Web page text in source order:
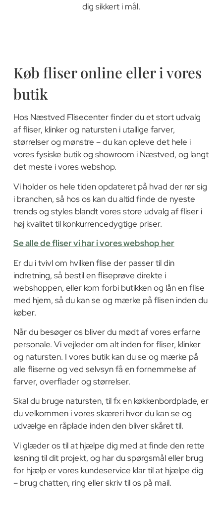
dig sikkert i mål.
Køb fliser online eller i vores
butik
Hos Næstved Flisecenter finder du et stort udvalg
af fliser, klinker og natursten i utallige farver,
størrelser og mønstre – du kan opleve det hele i
vores fysiske butik og showroom i Næstved, og langt
det meste i vores webshop.
Vi holder os hele tiden opdateret på hvad der rør sig
i branchen, så hos os kan du altid finde de nyeste
trends og styles blandt vores store udvalg af fliser i
høj kvalitet til konkurrencedygtige priser.
Se alle de fliser vi har i vores webshop her
Er du i tvivl om hvilken flise der passer til din
indretning, så bestil en fliseprøve direkte i
webshoppen, eller kom forbi butikken og lån en flise
med hjem, så du kan se og mærke på flisen inden du
køber.
Når du besøger os bliver du mødt af vores erfarne
personale. Vi vejleder om alt inden for fliser, klinker
og natursten. I vores butik kan du se og mærke på
alle fliserne og ved selvsyn få en fornemmelse af
farver, overflader og størrelser.
Skal du bruge natursten, til fx en køkkenbordplade, er
du velkommen i vores skæreri hvor du kan se og
udvælge en råplade inden den bliver skåret til.
Vi glæder os til at hjælpe dig med at finde den rette
løsning til dit projekt, og har du spørgsmål eller brug
for hjælp er vores kundeservice klar til at hjælpe dig
– brug chatten, ring eller skriv til os på mail.